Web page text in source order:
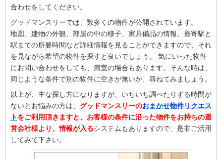
合わせをしてください。
グッドマンスリーでは、数多くの物件が公開されています。
地図、建物の外観、部屋の中の様子、家具備品の情報、最寄駅と
駅までの所要時間など詳細情報を見ることができますので、それ
を見ながら希望の物件を探すと良いでしょう。 気にいった物件
にお問い合わせをしても、満室の場合もあります。そんな時は、
同じような条件で別の物件に空きが無いか、尋ねてみましょう。
以上が、主な探し方になりますが、いちいち調べたりする時間が
ないとお悩みの方は、 グッドマンスリーのおまかせ物件リクエス
トをご利用頂きますと、お客様の条件に沿った物件をお持ちの運
営会社様より、情報が入るシステムもありますので、是非ご活用
してみて下さい。